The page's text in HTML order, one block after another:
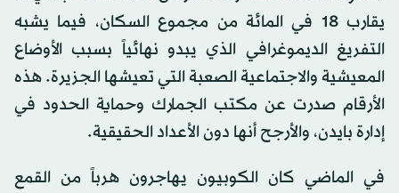
يقارب 18 في المائة من مجموع السكان، فيما يشبه
التفريغ الديموغرافي الذي يبدو نهائياً بسبب الأوضاع
المعيشية والاجتماعية الصعبة التي تعيشها الجزيرة. هذه
الأرقام صدرت عن مكتب الجمارك وحماية الحدود في
إدارة بايدن، والأرجح أنها دون الأعداد الحقيقية.
في الماضي كان الكوبيون يهاجرون هرباً من القمع